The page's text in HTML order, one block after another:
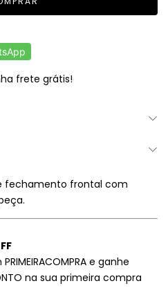
frete grátis!
fechamento frontal com
e ganhe
na sua primeira compra